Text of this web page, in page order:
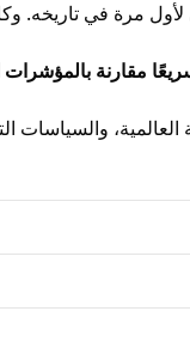
انخفض مؤشر نيكاي بسبب جائحة كوفيد-19، لكنه
الاقتصادية العالمية،